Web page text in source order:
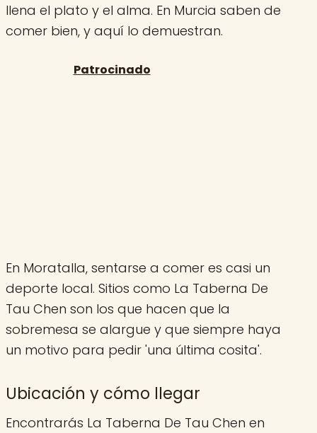
llena el plato y el alma. En Murcia saben de
comer bien, y aquí lo demuestran.
En Moratalla, sentarse a comer es casi un
deporte local. Sitios como La Taberna De
Tau Chen son los que hacen que la
sobremesa se alargue y que siempre haya
un motivo para pedir 'una última cosita'.
Ubicación y cómo llegar
Encontrarás La Taberna De Tau Chen en